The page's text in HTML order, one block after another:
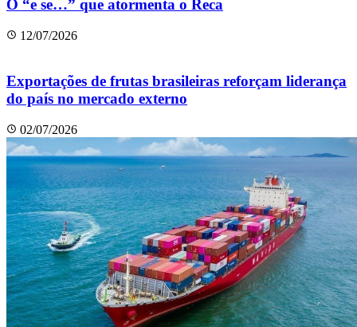
O “e se…” que atormenta o Reca
12/07/2026
Exportações de frutas brasileiras reforçam liderança
do país no mercado externo
02/07/2026